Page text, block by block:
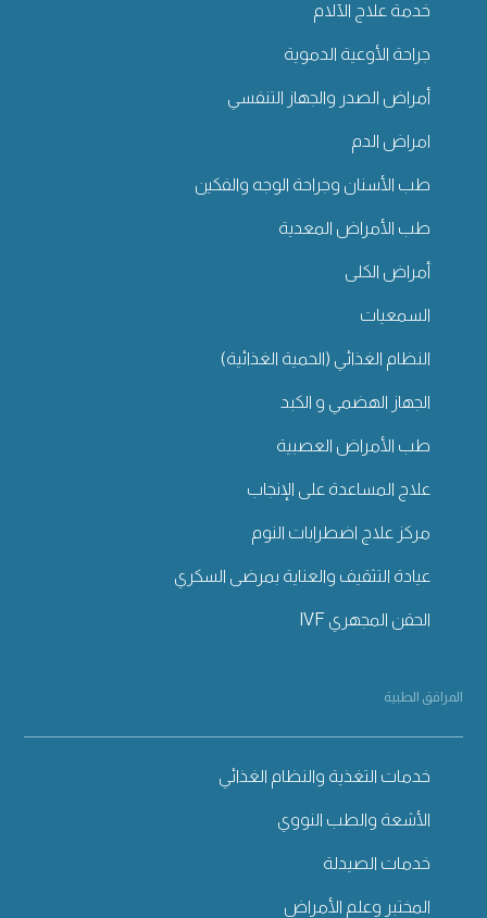
خدمة علاج الآلام
جراحة الأوعية الدموية
أمراض الصدر والجهاز التنفسي
امراض الدم
طب الأسنان وجراحة الوجه والفكين
طب الأمراض المعدية
أمراض الكلى
السمعيات
النظام الغذائي (الحمية الغذائية)
الجهاز الهضمي و الكبد
طب الأمراض العصبية
علاج المساعدة على الإنجاب
مركز علاج اضطرابات النوم
عيادة التثقيف والعناية بمرضى السكري
الحقن المجهري IVF
المرافق الطبية
خدمات التغذية والنظام الغذائي
الأشعة والطب النووي
خدمات الصيدلة
المختبر وعلم الأمراض